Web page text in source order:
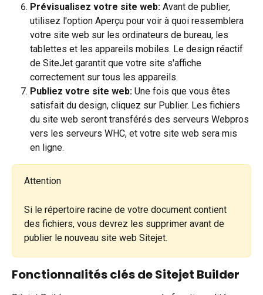
Prévisualisez votre site web: Avant de publier,
utilisez l'option Aperçu pour voir à quoi ressemblera
votre site web sur les ordinateurs de bureau, les
tablettes et les appareils mobiles. Le design réactif
de SiteJet garantit que votre site s'affiche
correctement sur tous les appareils.
Publiez votre site web: Une fois que vous êtes
satisfait du design, cliquez sur Publier. Les fichiers
du site web seront transférés des serveurs Webpros
vers les serveurs WHC, et votre site web sera mis
en ligne.
Attention
Si le répertoire racine de votre document contient
des fichiers, vous devrez les supprimer avant de
publier le nouveau site web Sitejet.
Fonctionnalités clés de Sitejet Builder